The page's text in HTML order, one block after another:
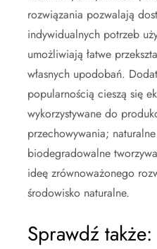
rozwiązania pozwalają
indywidualnych potrzeb
umożliwiają łatwe
własnych upodobań.
popularnością cieszą się
wykorzystywane do
przechowywania;
biodegradowalne
ideę zrównoważonego
środowisko naturalne.
Sprawdź także: